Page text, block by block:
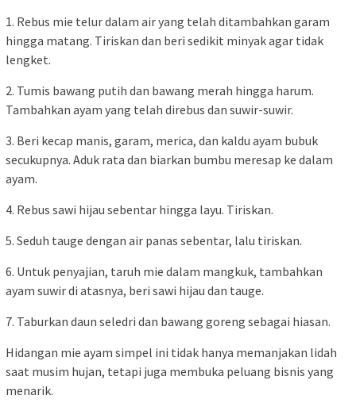
1. Rebus mie telur dalam air yang telah ditambahkan garam
hingga matang. Tiriskan dan beri sedikit minyak agar tidak
lengket.
2. Tumis bawang putih dan bawang merah hingga harum.
Tambahkan ayam yang telah direbus dan suwir-suwir.
3. Beri kecap manis, garam, merica, dan kaldu ayam bubuk
secukupnya. Aduk rata dan biarkan bumbu meresap ke dalam
ayam.
4. Rebus sawi hijau sebentar hingga layu. Tiriskan.
5. Seduh tauge dengan air panas sebentar, lalu tiriskan.
6. Untuk penyajian, taruh mie dalam mangkuk, tambahkan
ayam suwir di atasnya, beri sawi hijau dan tauge.
7. Taburkan daun seledri dan bawang goreng sebagai hiasan.
Hidangan mie ayam simpel ini tidak hanya memanjakan lidah
saat musim hujan, tetapi juga membuka peluang bisnis yang
menarik.